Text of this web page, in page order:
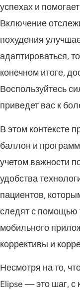
успехах и
Включение
похудения
адаптироваться,
конечном итоге,
Воспользуйтесь
приведет вас к
В этом контексте
баллон и
учетом важности
удобства
пациентов,
следят с помощью
мобильного
коррективы и
Несмотря на то,
Elipse — это шаг, с